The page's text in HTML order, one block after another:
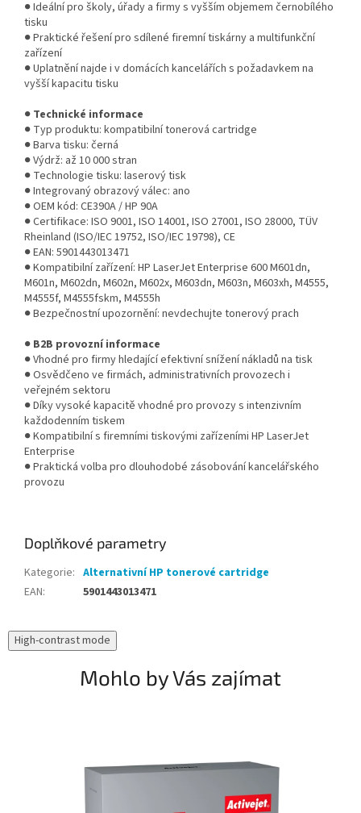
● Ideální pro školy, úřady a firmy s vyšším objemem černobílého
tisku
● Praktické řešení pro sdílené firemní tiskárny a multifunkční
zařízení
● Uplatnění najde i v domácích kancelářích s požadavkem na
vyšší kapacitu tisku
● Technické informace
● Typ produktu: kompatibilní tonerová cartridge
● Barva tisku: černá
● Výdrž: až 10 000 stran
● Technologie tisku: laserový tisk
● Integrovaný obrazový válec: ano
● OEM kód: CE390A / HP 90A
● Certifikace: ISO 9001, ISO 14001, ISO 27001, ISO 28000, TÜV
Rheinland (ISO/IEC 19752, ISO/IEC 19798), CE
● EAN: 5901443013471
● Kompatibilní zařízení: HP LaserJet Enterprise 600 M601dn,
M601n, M602dn, M602n, M602x, M603dn, M603n, M603xh, M4555,
M4555f, M4555fskm, M4555h
● Bezpečnostní upozornění: nevdechujte tonerový prach
● B2B provozní informace
● Vhodné pro firmy hledající efektivní snížení nákladů na tisk
● Osvědčeno ve firmách, administrativních provozech i
veřejném sektoru
● Díky vysoké kapacitě vhodné pro provozy s intenzivním
každodenním tiskem
● Kompatibilní s firemními tiskovými zařízeními HP LaserJet
Enterprise
● Praktická volba pro dlouhodobé zásobování kancelářského
provozu
Doplňkové parametry
Kategorie: Alternativní HP tonerové cartridge
EAN: 5901443013471
High-contrast mode
Mohlo by Vás zajímat